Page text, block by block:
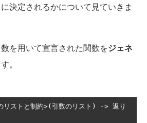
決定されるかについて見ていきま
を用いて宣言された関数をジェネ
。
リストと制約>(引数のリスト) -> 返り